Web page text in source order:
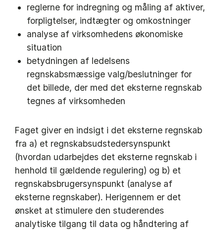
reglerne for indregning og måling af aktiver,
forpligtelser, indtægter og omkostninger
analyse af virksomhedens økonomiske
situation
betydningen af ledelsens
regnskabsmæssige valg/beslutninger for
det billede, der med det eksterne regnskab
tegnes af virksomheden
Faget giver en indsigt i det eksterne regnskab
fra a) et regnskabsudstedersynspunkt
(hvordan udarbejdes det eksterne regnskab i
henhold til gældende regulering) og b) et
regnskabsbrugersynspunkt (analyse af
eksterne regnskaber). Herigennem er det
ønsket at stimulere den studerendes
analytiske tilgang til data og håndtering af